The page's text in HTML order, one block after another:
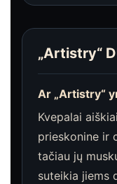
„Artistry“
Ar „Artistry“
Kvepalai
prieskonine ir
tačiau jų
suteikia jiems